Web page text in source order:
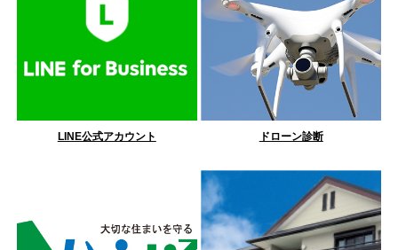
LINE公式アカウント ドローン診断